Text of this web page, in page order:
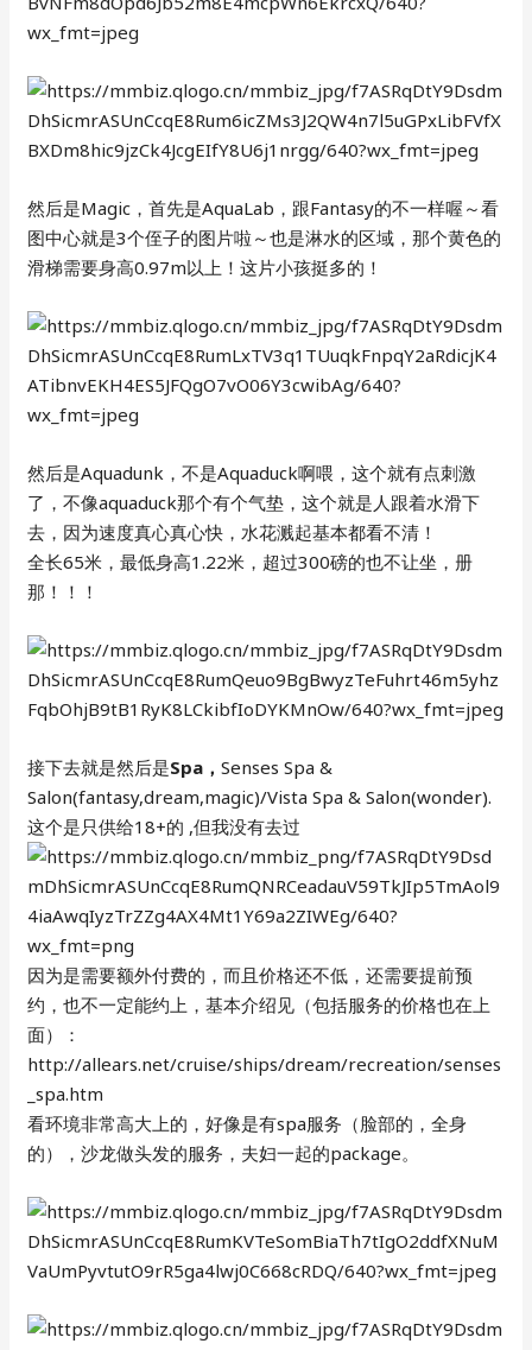
然后是Magic，首先是AquaLab，跟Fantasy的不一样喔～看
图中心就是3个侄子的图片啦～也是淋水的区域，那个黄色的
滑梯需要身高0.97m以上！这片小孩挺多的！
然后是Aquadunk，不是Aquaduck啊喂，这个就有点刺激
了，不像aquaduck那个有个气垫，这个就是人跟着水滑下
去，因为速度真心真心快，水花溅起基本都看不清！
全长65米，最低身高1.22米，超过300磅的也不让坐，册
那！！！
接下去就是然后是Spa，Senses Spa &
Salon(fantasy,dream,magic)/Vista Spa & Salon(wonder).
这个是只供给18+的 ,但我没有去过
因为是需要额外付费的，而且价格还不低，还需要提前预
约，也不一定能约上，基本介绍见（包括服务的价格也在上
面）：
http://allears.net/cruise/ships/dream/recreation/senses
_spa.htm
看环境非常高大上的，好像是有spa服务（脸部的，全身
的），沙龙做头发的服务，夫妇一起的package。